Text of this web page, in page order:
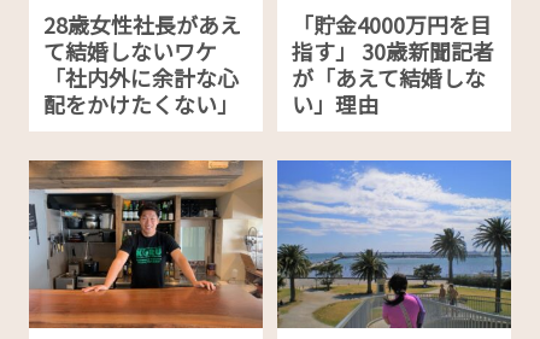
28歳女性社長があえ
て結婚しないワケ
「社内外に余計な心
配をかけたくない」
「貯金4000万円を目
指す」 30歳新聞記者
が「あえて結婚しな
い」理由